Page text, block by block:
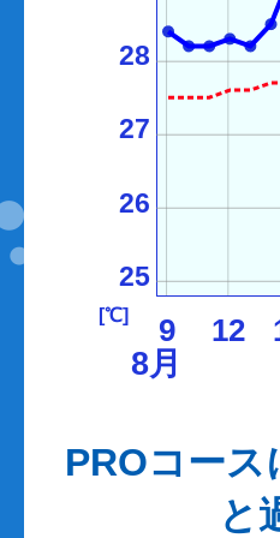
9 12
25
26
27
28
[℃]
8月
PROコー
と